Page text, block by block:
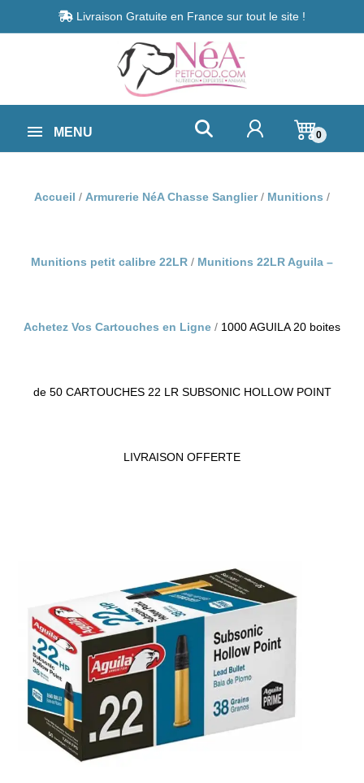
Livraison Gratuite en France sur tout le site !
0
MENU
Accueil Armurerie NéA Chasse Sanglier Munitions
Munitions petit calibre 22LR Munitions 22LR Aguila –
Achetez Vos Cartouches en Ligne 1000 AGUILA 20 boites
de 50 CARTOUCHES 22 LR SUBSONIC HOLLOW POINT
LIVRAISON OFFERTE